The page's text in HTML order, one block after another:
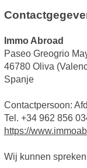
Immo Abroad
Paseo Greogrio
46780 Oliva
Spanje
Contactpersoon:
Tel. +34 962 856
https://
Wij kunnen